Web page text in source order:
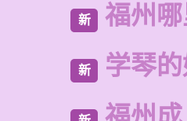
新 福州
新 学琴